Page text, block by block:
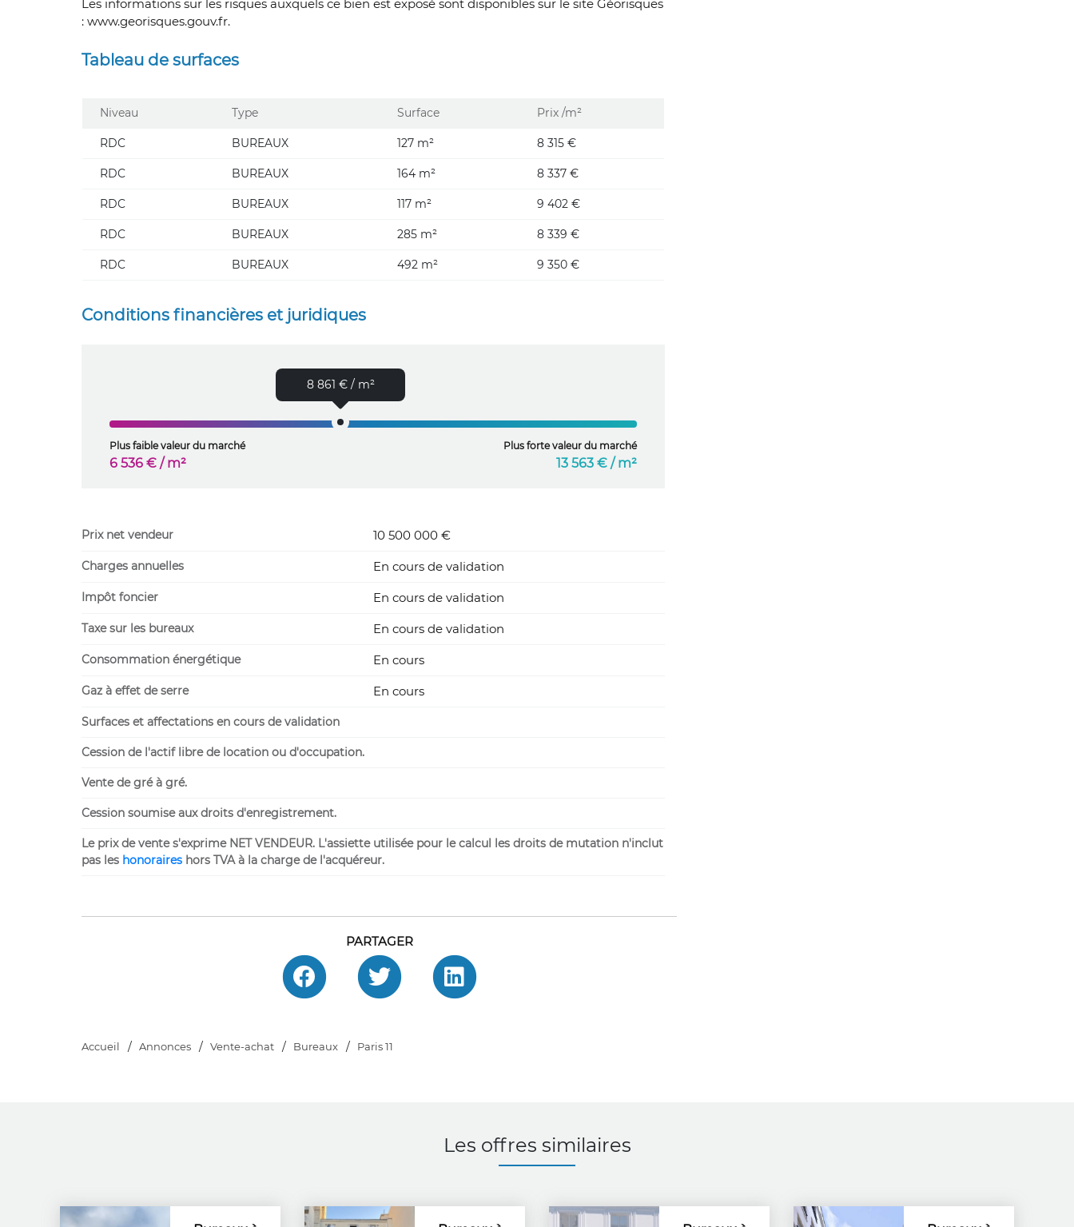
Accueil Annonces Vente-achat Bureaux Paris 11
Les informations sur les risques auxquels ce bien est exposé sont disponibles sur le site Géorisques
: www.georisques.gouv.fr.
Tableau de surfaces
Niveau Type Surface Prix /m²
RDC BUREAUX 127 m² 8 315 €
RDC BUREAUX 164 m² 8 337 €
RDC BUREAUX 117 m² 9 402 €
RDC BUREAUX 285 m² 8 339 €
RDC BUREAUX 492 m² 9 350 €
Conditions financières et juridiques
8 861 € / m²
Plus faible valeur du marché
6 536 € / m²
Plus forte valeur du marché
13 563 € / m²
Prix net vendeur 10 500 000 €
Charges annuelles En cours de validation
Impôt foncier En cours de validation
Taxe sur les bureaux En cours de validation
Consommation énergétique En cours
Gaz à effet de serre En cours
Surfaces et affectations en cours de validation
Cession de l'actif libre de location ou d'occupation.
Vente de gré à gré.
Cession soumise aux droits d'enregistrement.
Le prix de vente s'exprime NET VENDEUR. L'assiette utilisée pour le calcul les droits de mutation n'inclut
pas les honoraires hors TVA à la charge de l'acquéreur.
PARTAGER
Les offres similaires